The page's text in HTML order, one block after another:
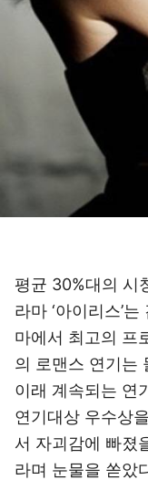
평균 30%대의 시
라마 ‘아이리스’
마에서 최고의 프
의 로맨스 연기는
이래 계속되는 연
연기대상 우수상
서 자괴감에 빠졌
라며 눈물을 쏟았